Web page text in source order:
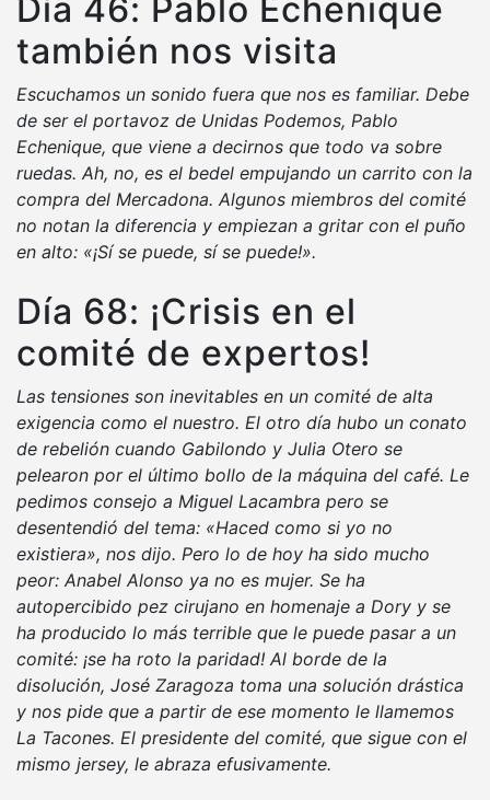
Día 46: Pablo Echenique
también nos visita
Escuchamos un sonido fuera que nos es familiar. Debe
de ser el portavoz de Unidas Podemos, Pablo
Echenique, que viene a decirnos que todo va sobre
ruedas. Ah, no, es el bedel empujando un carrito con la
compra del Mercadona. Algunos miembros del comité
no notan la diferencia y empiezan a gritar con el puño
en alto: «¡Sí se puede, sí se puede!».
Día 68: ¡Crisis en el
comité de expertos!
Las tensiones son inevitables en un comité de alta
exigencia como el nuestro. El otro día hubo un conato
de rebelión cuando Gabilondo y Julia Otero se
pelearon por el último bollo de la máquina del café. Le
pedimos consejo a Miguel Lacambra pero se
desentendió del tema: «Haced como si yo no
existiera», nos dijo. Pero lo de hoy ha sido mucho
peor: Anabel Alonso ya no es mujer. Se ha
autopercibido pez cirujano en homenaje a Dory y se
ha producido lo más terrible que le puede pasar a un
comité: ¡se ha roto la paridad! Al borde de la
disolución, José Zaragoza toma una solución drástica
y nos pide que a partir de ese momento le llamemos
La Tacones. El presidente del comité, que sigue con el
mismo jersey, le abraza efusivamente.